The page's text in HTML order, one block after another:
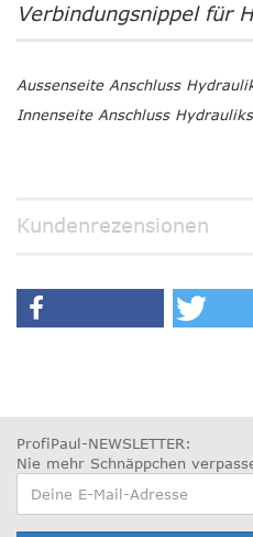
Verbindungsnippel für
Aussenseite Anschluss
Innenseite Anschluss
Kundenrezensionen
ProfiPaul-NEWSLETTER:
Nie mehr Schnäppchen